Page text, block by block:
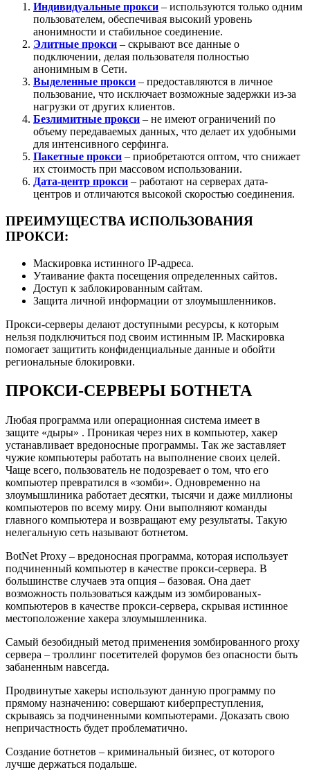
Индивидуальные прокси – используются только одним
пользователем, обеспечивая высокий уровень
анонимности и стабильное соединение.
Элитные прокси – скрывают все данные о
подключении, делая пользователя полностью
анонимным в Сети.
Выделенные прокси – предоставляются в личное
пользование, что исключает возможные задержки из-за
нагрузки от других клиентов.
Безлимитные прокси – не имеют ограничений по
объему передаваемых данных, что делает их удобными
для интенсивного серфинга.
Пакетные прокси – приобретаются оптом, что снижает
их стоимость при массовом использовании.
Дата-центр прокси – работают на серверах дата-
центров и отличаются высокой скоростью соединения.
ПРЕИМУЩЕСТВА ИСПОЛЬЗОВАНИЯ
ПРОКСИ:
Маскировка истинного IP-адреса.
Утаивание факта посещения определенных сайтов.
Доступ к заблокированным сайтам.
Защита личной информации от злоумышленников.
Прокси-серверы делают доступными ресурсы, к которым
нельзя подключиться под своим истинным IP. Маскировка
помогает защитить конфиденциальные данные и обойти
региональные блокировки.
ПРОКСИ-СЕРВЕРЫ БОТНЕТА
Любая программа или операционная система имеет в
защите «дыры» . Проникая через них в компьютер, хакер
устанавливает вредоносные программы. Так же заставляет
чужие компьютеры работать на выполнение своих целей.
Чаще всего, пользователь не подозревает о том, что его
компьютер превратился в «зомби». Одновременно на
злоумышлиника работает десятки, тысячи и даже миллионы
компьютеров по всему миру. Они выполняют команды
главного компьютера и возвращают ему результаты. Такую
нелегальную сеть называют ботнетом.
BotNet Proxy – вредоносная программа, которая использует
подчиненный компьютер в качестве прокси-сервера. В
большинстве случаев эта опция – базовая. Она дает
возможность пользоваться каждым из зомбированых-
компьютеров в качестве прокси-сервера, скрывая истинное
местоположение хакера злоумышленника.
Самый безобидный метод применения зомбированного proxy
сервера – троллинг посетителей форумов без опасности быть
забаненным навсегда.
Продвинутые хакеры используют данную программу по
прямому назначению: совершают киберпреступления,
скрываясь за подчиненными компьютерами. Доказать свою
непричастность будет проблематично.
Создание ботнетов – криминальный бизнес, от которого
лучше держаться подальше.